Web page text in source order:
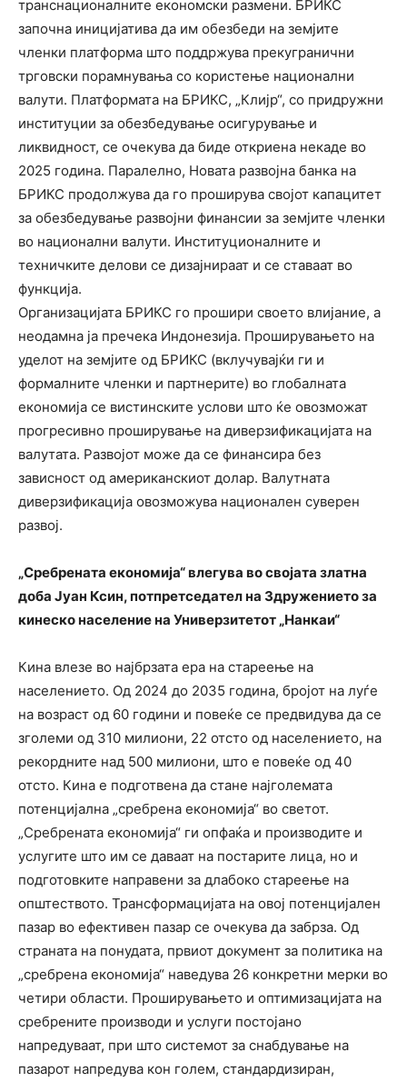
транснационалните економски размени. БРИКС
започна иницијатива да им обезбеди на земјите
членки платформа што поддржува прекугранични
трговски порамнувања со користење национални
валути. Платформата на БРИКС, „Клијр“, со придружни
институции за обезбедување осигурување и
ликвидност, се очекува да биде откриена некаде во
2025 година. Паралелно, Новата развојна банка на
БРИКС продолжува да го проширува својот капацитет
за обезбедување развојни финансии за земјите членки
во национални валути. Институционалните и
техничките делови се дизајнираат и се ставаат во
функција.
Организацијата БРИКС го прошири своето влијание, а
неодамна ја пречека Индонезија. Проширувањето на
уделот на земјите од БРИКС (вклучувајќи ги и
формалните членки и партнерите) во глобалната
економија се вистинските услови што ќе овозможат
прогресивно проширување на диверзификацијата на
валутата. Развојот може да се финансира без
зависност од американскиот долар. Валутната
диверзификација овозможува национален суверен
развој.
„Сребрената економија“ влегува во својата златна
доба Јуан Ксин, потпретседател на Здружението за
кинеско население на Универзитетот „Нанкаи“
Кина влезе во најбрзата ера на стареење на
населението. Од 2024 до 2035 година, бројот на луѓе
на возраст од 60 години и повеќе се предвидува да се
зголеми од 310 милиони, 22 отсто од населението, на
рекордните над 500 милиони, што е повеќе од 40
отсто. Кина е подготвена да стане најголемата
потенцијална „сребрена економија“ во светот.
„Сребрената економија“ ги опфаќа и производите и
услугите што им се даваат на постарите лица, но и
подготовките направени за длабоко стареење на
општеството. Трансформацијата на овој потенцијален
пазар во ефективен пазар се очекува да забрза. Од
страната на понудата, првиот документ за политика на
„сребрена економија“ наведува 26 конкретни мерки во
четири области. Проширувањето и оптимизацијата на
сребрените производи и услуги постојано
напредуваат, при што системот за снабдување на
пазарот напредува кон голем, стандардизиран,